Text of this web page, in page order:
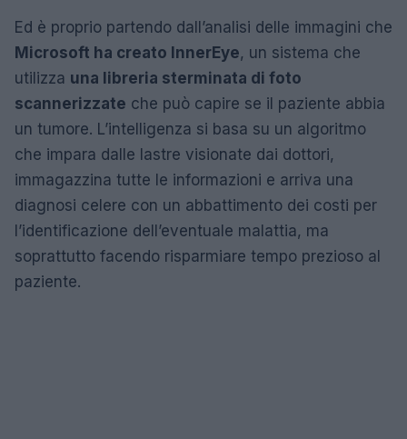
Ed è proprio partendo dall’analisi delle immagini che
Microsoft ha creato InnerEye, un sistema che
utilizza una libreria sterminata di foto
scannerizzate che può capire se il paziente abbia
un tumore. L’intelligenza si basa su un algoritmo
che impara dalle lastre visionate dai dottori,
immagazzina tutte le informazioni e arriva una
diagnosi celere con un abbattimento dei costi per
l’identificazione dell’eventuale malattia, ma
soprattutto facendo risparmiare tempo prezioso al
paziente.